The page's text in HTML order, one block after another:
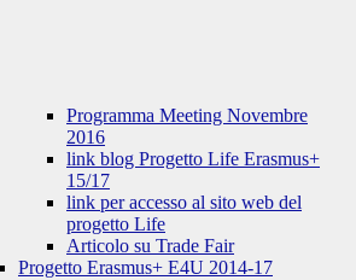
Programma Meeting Novembre
2016
link blog Progetto Life Erasmus+
15/17
link per accesso al sito web del
progetto Life
Articolo su Trade Fair
Progetto Erasmus+ E4U 2014-17